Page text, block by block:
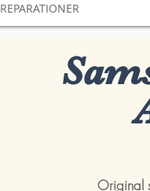
REPARATIONER
Original